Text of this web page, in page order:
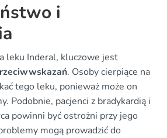
i
leku Inderal, kluczowe jest
. Osoby cierpiące na
tego leku, ponieważ może on
Podobnie, pacjenci z bradykardią i
powinni być ostrożni przy jego
mogą prowadzić do